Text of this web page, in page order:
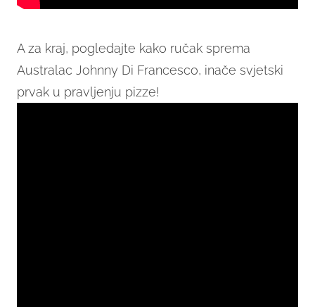
A za kraj, pogledajte kako ručak sprema
Australac Johnny Di Francesco, inače svjetski
prvak u pravljenju pizze!